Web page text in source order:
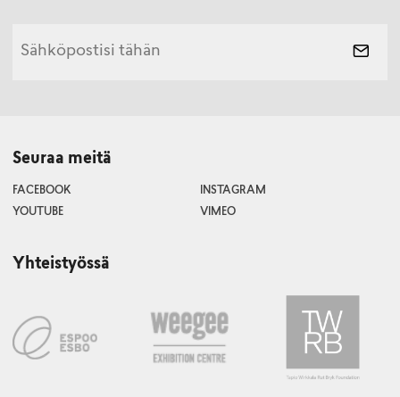
Seuraa meitä
FACEBOOK
INSTAGRAM
YOUTUBE
VIMEO
Yhteistyössä